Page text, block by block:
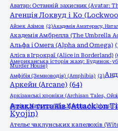
Аватар: Останній захисник (Avatar:
Агенція Локвуд і Кo
Айзек Азімов (2)Академія Аматерасу,
Академія Амбрелла (The Umbrella
Альфа і Омега (Alpha and Omega)
Аліса в Ігрокраї (Alice in Borderland)
Американська історія жаху: Будинок-
Murder House)
Амфібія (Земноводія) (Amphibia) (2)
Аркейн (Arcane) (64)
Аркізанські хроніки (Archisan Tales,
Архіви Маґнуса (The Magnus Archives)
Атака титанів (Attack on
Kyojin)
Ательє чаклунських капелюхів